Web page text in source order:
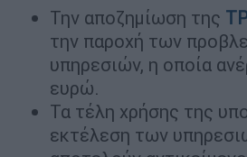
Την αποζημίωση της
την παροχή των
υπηρεσιών, η οποία
ευρώ.
Τα τέλη χρήσης της
εκτέλεση των